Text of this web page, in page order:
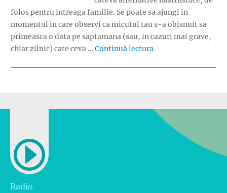
folos pentru intreaga familie. Se poate sa ajungi in
momentul in care observi ca micutul tau s-a obisnuit sa
primeasca o data pe saptamana (sau, in cazuri mai grave,
chiar zilnic) cate ceva … Continuă lectura
Radio